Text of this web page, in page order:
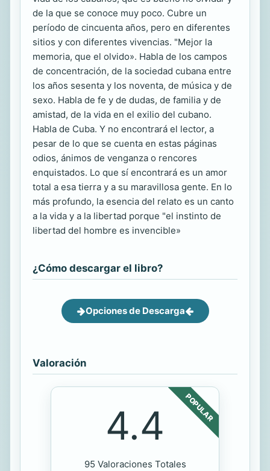
de la que se conoce muy poco. Cubre un
período de cincuenta años, pero en diferentes
sitios y con diferentes vivencias. "Mejor la
memoria, que el olvido». Habla de los campos
de concentración, de la sociedad cubana entre
los años sesenta y los noventa, de música y de
sexo. Habla de fe y de dudas, de familia y de
amistad, de la vida en el exilio del cubano.
Habla de Cuba. Y no encontrará el lector, a
pesar de lo que se cuenta en estas páginas
odios, ánimos de venganza o rencores
enquistados. Lo que sí encontrará es un amor
total a esa tierra y a su maravillosa gente. En lo
más profundo, la esencia del relato es un canto
a la vida y a la libertad porque "el instinto de
libertad del hombre es invencible»
¿Cómo descargar el libro?
Opciones de Descarga
Valoración
POPULAR
4.4
95 Valoraciones Totales